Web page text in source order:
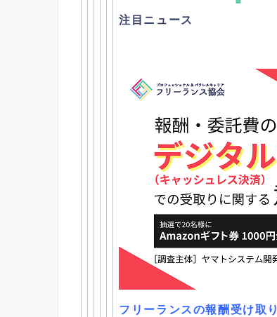
注目ニュース
フリーランスの報酬受け取